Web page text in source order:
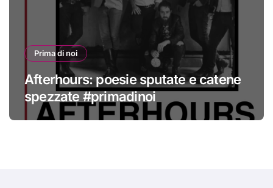
Prima di noi
Afterhours: poesie sputate e catene
spezzate #primadinoi